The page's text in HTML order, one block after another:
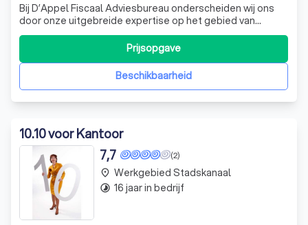
Bij D’Appel Fiscaal Adviesbureau onderscheiden wij ons
door onze uitgebreide expertise op het gebied van
fiscale advisering. Met meer dan tien jaar ervaring in de
accountancy en belastingadvies, bieden wij een breed
scala aan diensten aan, waaronder het verzorgen van
aangiften voor inkomstenbelastin
Beschikbaarheid
Prijsopgave
10.10 voor Kantoor
(2)
7,7
place Werkgebied Stadskanaal
timelapse 16 jaar in bedrijf